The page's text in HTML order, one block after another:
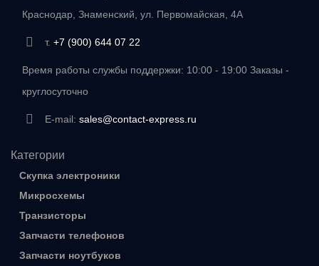
Краснодар, Знаменский, ул. Первомайская, 4А
т. +7 (900) 644 07 22
Время работы службы поддержки: 10:00 - 19:00 Заказы -
круглосуточно
E-mail: sales@contact-express.ru
Категории
Скупка электроники
Микросхемы
Транзисторы
Запчасти телефонов
Запчасти ноутбуков